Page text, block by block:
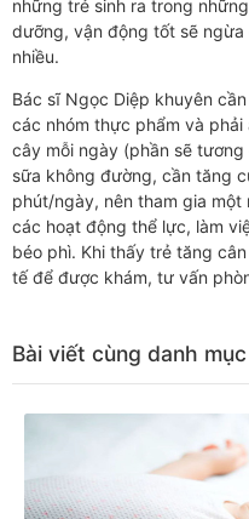
những trẻ sinh ra trong
dưỡng, vận động tốt sẽ
nhiều.
Bác sĩ Ngọc Diệp khuyên
các nhóm thực phẩm và
cây mỗi ngày (phần sẽ
sữa không đường, cần tăng
phút/ngày, nên tham gia
các hoạt động thể lực, làm
béo phì. Khi thấy trẻ tăng
tế để được khám, tư vấn
Bài viết cùng danh mục